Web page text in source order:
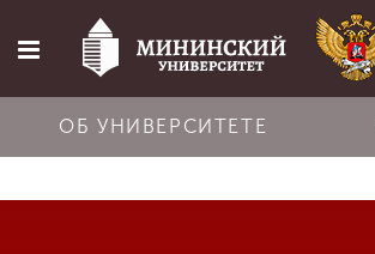
Главная
ОБ УНИВЕРСИТЕТЕ